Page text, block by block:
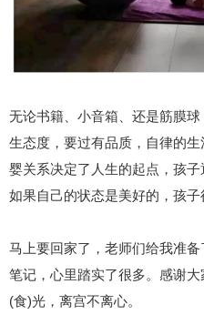
无论书籍、小音箱、还是筋膜
生态度，要过有品质，自律的
婴关系决定了人生的起点，孩
如果自己的状态是美好的，孩子
马上要回家了，老师们给我准
笔记，心里踏实了很多。感谢
(食)光，离宫不离心。